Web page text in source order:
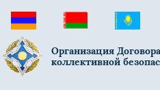
Организация
коллективной